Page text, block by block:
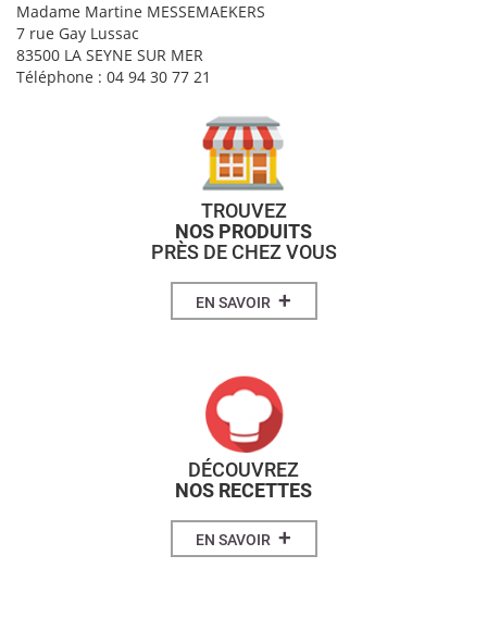
Madame Martine MESSEMAEKERS
7 rue Gay Lussac
83500 LA SEYNE SUR MER
Téléphone : 04 94 30 77 21
TROUVEZ
NOS PRODUITS
PRÈS DE CHEZ VOUS
EN SAVOIR +
DÉCOUVREZ
NOS RECETTES
EN SAVOIR +